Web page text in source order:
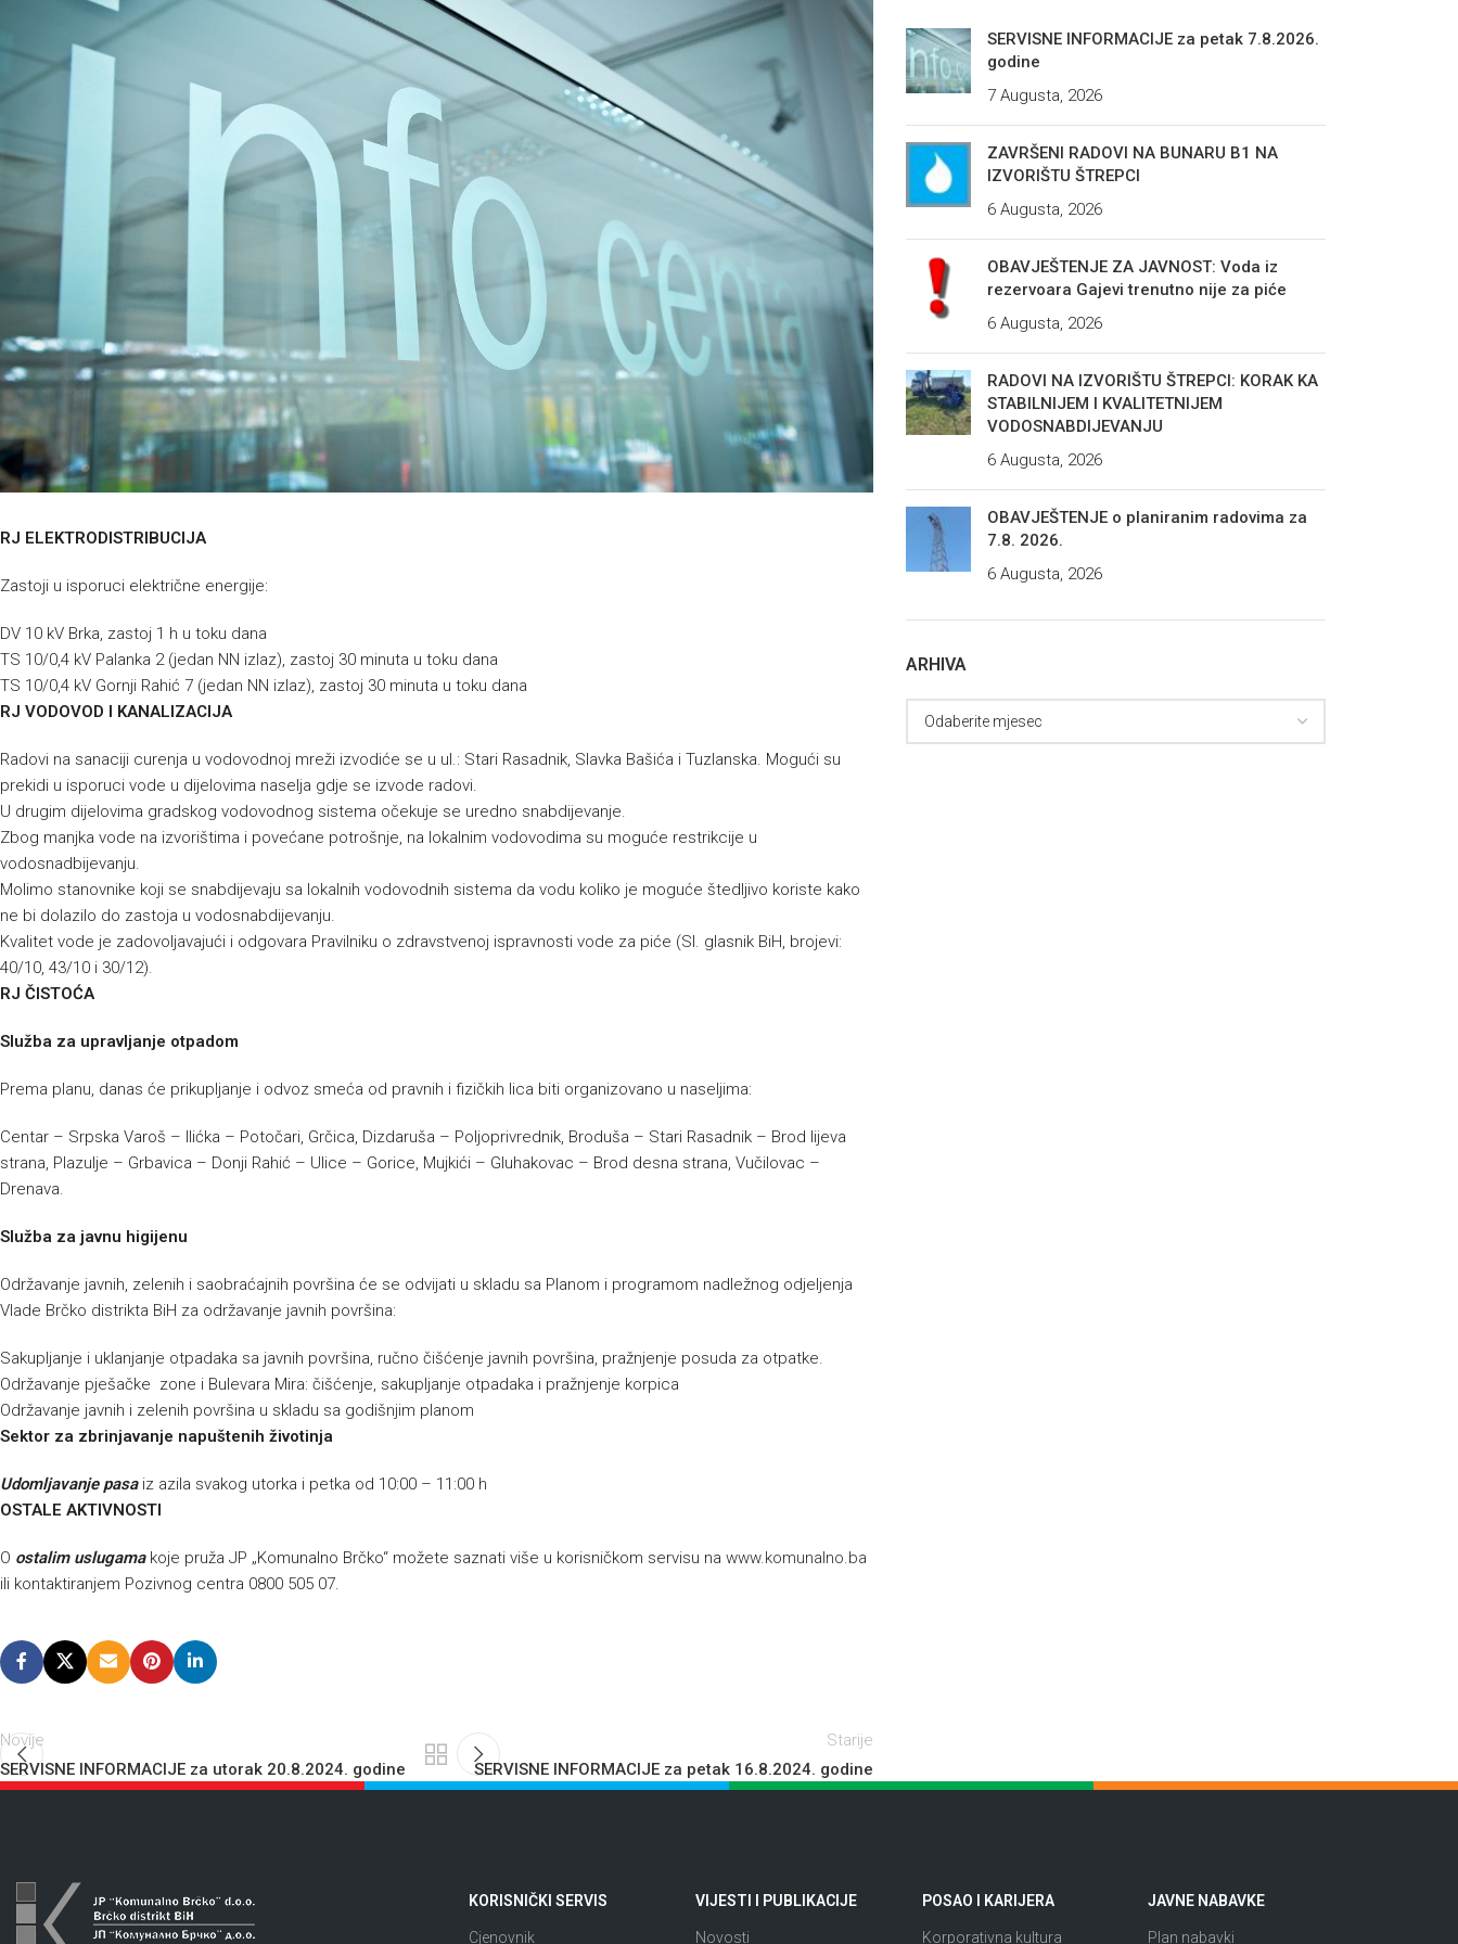
RJ ELEKTRODISTRIBUCIJA
Zastoji u isporuci električne energije:
DV 10 kV Brka, zastoj 1 h u toku dana
TS 10/0,4 kV Palanka 2 (jedan NN izlaz), zastoj 30 minuta u toku dana
TS 10/0,4 kV Gornji Rahić 7 (jedan NN izlaz), zastoj 30 minuta u toku dana
RJ VODOVOD I KANALIZACIJA
Radovi na sanaciji curenja u vodovodnoj mreži izvodiće se u ul.: Stari Rasadnik, Slavka Bašića i Tuzlanska. Mogući su
prekidi u isporuci vode u dijelovima naselja gdje se izvode radovi.
U drugim dijelovima gradskog vodovodnog sistema očekuje se uredno snabdijevanje.
Zbog manjka vode na izvorištima i povećane potrošnje, na lokalnim vodovodima su moguće restrikcije u
vodosnadbijevanju.
Molimo stanovnike koji se snabdijevaju sa lokalnih vodovodnih sistema da vodu koliko je moguće štedljivo koriste kako
ne bi dolazilo do zastoja u vodosnabdijevanju.
Kvalitet vode je zadovoljavajući i odgovara Pravilniku o zdravstvenoj ispravnosti vode za piće (Sl. glasnik BiH, brojevi:
40/10, 43/10 i 30/12).
RJ ČISTOĆA
Služba za upravljanje otpadom
Prema planu, danas će prikupljanje i odvoz smeća od pravnih i fizičkih lica biti organizovano u naseljima:
Centar – Srpska Varoš – Ilićka – Potočari, Grčica, Dizdaruša – Poljoprivrednik, Broduša – Stari Rasadnik – Brod lijeva
strana, Plazulje – Grbavica – Donji Rahić – Ulice – Gorice, Mujkići – Gluhakovac – Brod desna strana, Vučilovac –
Drenava.
Služba za javnu higijenu
Održavanje javnih, zelenih i saobraćajnih površina će se odvijati u skladu sa Planom i programom nadležnog odjeljenja
Vlade Brčko distrikta BiH za održavanje javnih površina:
Sakupljanje i uklanjanje otpadaka sa javnih površina, ručno čišćenje javnih površina, pražnjenje posuda za otpatke.
Održavanje pješačke zone i Bulevara Mira: čišćenje, sakupljanje otpadaka i pražnjenje korpica
Održavanje javnih i zelenih površina u skladu sa godišnjim planom
Sektor za zbrinjavanje napuštenih životinja
Udomljavanje pasaiz azila svakog utorka i petka od 10:00 – 11:00 h
OSTALE AKTIVNOSTI
O ostalim uslugamakoje pruža JP „Komunalno Brčko“ možete saznati više u korisničkom servisu na www.komunalno.ba
ili kontaktiranjem Pozivnog centra 0800 505 07.
Novije
SERVISNE INFORMACIJE za utorak 20.8.2024. godine
Starije
SERVISNE INFORMACIJE za petak 16.8.2024. godine
SERVISNE INFORMACIJE za petak 7.8.2026.
godine
7 Augusta, 2026
ZAVRŠENI RADOVI NA BUNARU B1 NA
IZVORIŠTU ŠTREPCI
6 Augusta, 2026
OBAVJEŠTENJE ZA JAVNOST: Voda iz
rezervoara Gajevi trenutno nije za piće
6 Augusta, 2026
RADOVI NA IZVORIŠTU ŠTREPCI: KORAK KA
STABILNIJEM I KVALITETNIJEM
VODOSNABDIJEVANJU
6 Augusta, 2026
OBAVJEŠTENJE o planiranim radovima za
7.8. 2026.
6 Augusta, 2026
ARHIVA
KORISNIČKI SERVIS
Cjenovnik
VIJESTI I PUBLIKACIJE
Novosti
POSAO I KARIJERA
Korporativna kultura
JAVNE NABAVKE
Plan nabavki